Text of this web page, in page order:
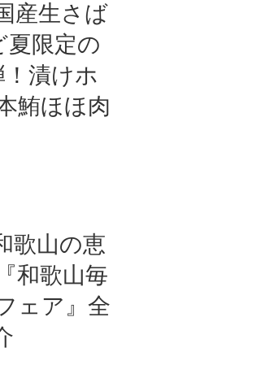
産生さば
夏限定の
漬けホ
鮪ほほ肉
歌山の恵
和歌山毎
ェア』全